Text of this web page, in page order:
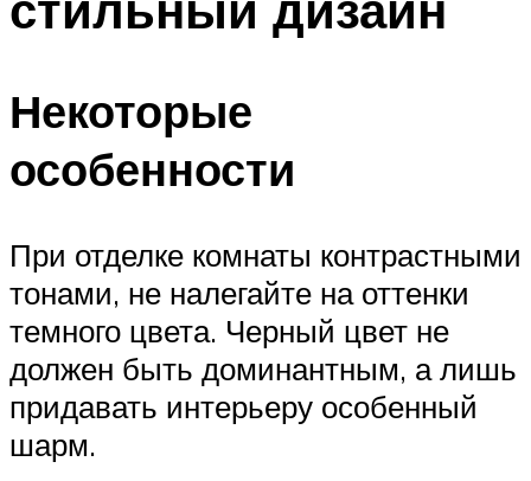
Некоторые
особенности
При отделке комнаты контрастными
тонами, не налегайте на оттенки
темного цвета. Черный цвет не
должен быть доминантным, а лишь
придавать интерьеру особенный
шарм.